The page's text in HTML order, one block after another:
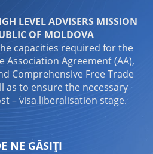
LEVEL ADVISERS MISSION
OF MOLDOVA
capacities required for the
Agreement (AA),
Comprehensive Free Trade
as to ensure the necessary
– visa liberalisation stage.
NE GĂSIȚI